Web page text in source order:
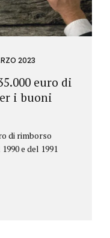
2023
euro di
i buoni
di rimborso
e del 1991